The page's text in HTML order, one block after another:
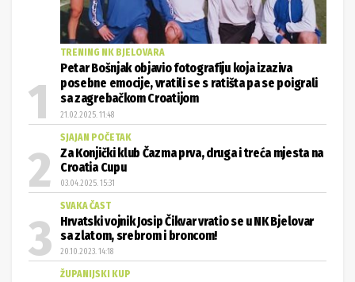
TRENING NK BJELOVARA
Petar Bošnjak objavio fotografiju koja izaziva
posebne emocije, vratili se s ratišta pa se poigrali
sa zagrebačkom Croatijom
21.02.2025. 11:48
SJAJAN POČETAK
Za Konjički klub Čazma prva, druga i treća mjesta na
Croatia Cupu
03.04.2025. 15:31
SVAKA ČAST
Hrvatski vojnik Josip Čikvar vratio se u NK Bjelovar
sa zlatom, srebrom i broncom!
20.10.2023. 14:18
ŽUPANIJSKI KUP